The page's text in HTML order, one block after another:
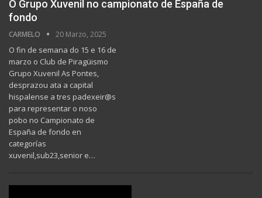
O Grupo Xuvenil no campionato de España de
fondo
CARMELO 20 Marzo, 2025
O fin de semana do 15 e 16 de
marzo o Club de Piragüismo
Grupo Xuvenil As Pontes,
desprazou ata a capital
hispalense a tres padexeir@s
para representar o noso
pobo no Campionato de
España de fondo en
categorías
xuvenil,sub23,senior e…